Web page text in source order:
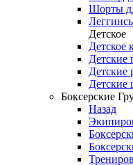
Шорты
Детское
Детское
Детские
Детские
Боксерские
Назад